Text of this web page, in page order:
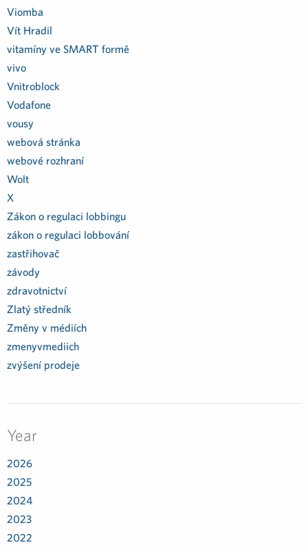
Viomba
Vít Hradil
vitamíny ve SMART formě
vivo
Vnitroblock
Vodafone
vousy
webová stránka
webové rozhraní
Wolt
X
Zákon o regulaci lobbingu
zákon o regulaci lobbování
zastřihovač
závody
zdravotnictví
Zlatý středník
Změny v médiích
zmenyvmediich
zvýšení prodeje
Year
2026
2025
2024
2023
2022